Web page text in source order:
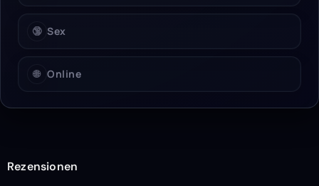
🔞 Sex
🌐 Online
Rezensionen